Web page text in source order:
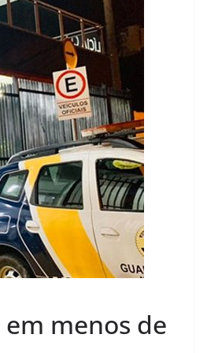
menos de